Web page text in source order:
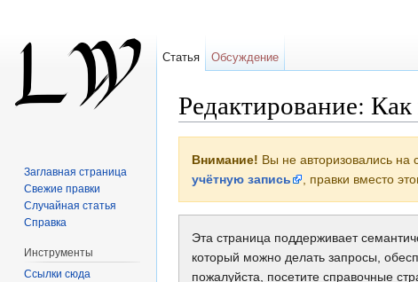
Редактирование:
Внимание! Вы не авторизовались
учётную запись
, правки вместо
Эта страница поддерживает
который можно делать запросы,
пожалуйста, посетите справочные
Статья Обсуждение
Заглавная страница
Свежие правки
Случайная статья
Справка
Инструменты
Ссылки сюда